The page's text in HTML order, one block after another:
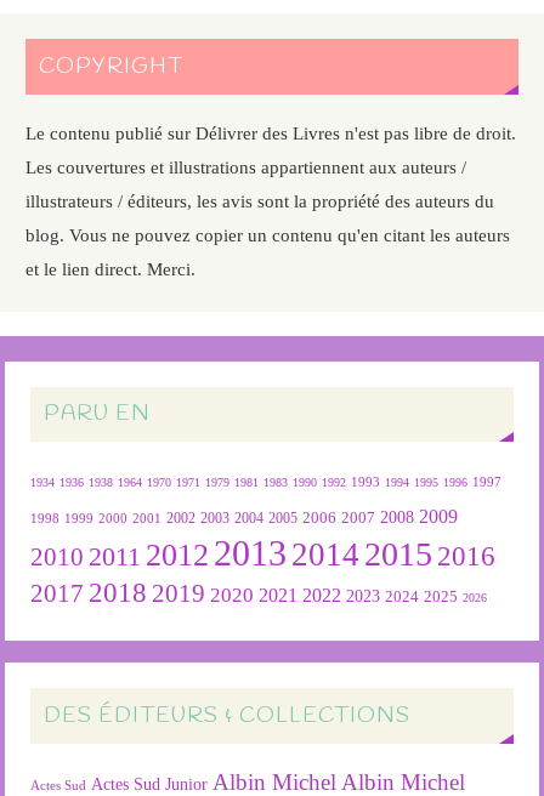
COPYRIGHT
Le contenu publié sur Délivrer des Livres n'est pas libre de droit.
Les couvertures et illustrations appartiennent aux auteurs /
illustrateurs / éditeurs, les avis sont la propriété des auteurs du
blog. Vous ne pouvez copier un contenu qu'en citant les auteurs
et le lien direct. Merci.
PARU EN
1934 1936 1938 1964 1970 1971 1979 1981 1983 1990 1992 1993 1994 1995 1996 1997
1998 1999 2000 2001 2002 2003 2004 2005 2006 2007 2008 2009
2010 2011 2012 2013 2014 2015 2016
2017 2018 2019 2020 2021 2022 2023 2024 2025 2026
DES ÉDITEURS & COLLECTIONS
Actes Sud Actes Sud Junior Albin Michel Albin Michel